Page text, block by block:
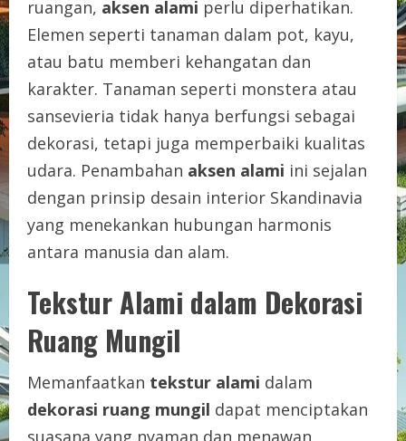
ruangan, aksen alami perlu diperhatikan.
Elemen seperti tanaman dalam pot, kayu,
atau batu memberi kehangatan dan
karakter. Tanaman seperti monstera atau
sansevieria tidak hanya berfungsi sebagai
dekorasi, tetapi juga memperbaiki kualitas
udara. Penambahan aksen alami ini sejalan
dengan prinsip desain interior Skandinavia
yang menekankan hubungan harmonis
antara manusia dan alam.
Tekstur Alami dalam Dekorasi
Ruang Mungil
Memanfaatkan tekstur alami dalam
dekorasi ruang mungil dapat menciptakan
suasana yang nyaman dan menawan.